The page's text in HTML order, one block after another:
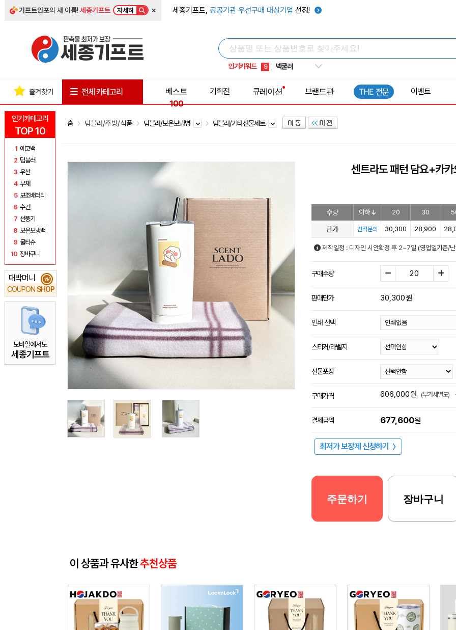
기프트인포의 새 이름!세종기프트 자세히 × 세종기프트, 공공기관 우선구매 대상기업 선정!
인기키워드
5 키캡
8 쿨토시
9 넥쿨러
1 선풍기
인기카테고리
TOP 10
1 에코백
2 텀블러
3 우산
4 부채
5 보조배터리
6 수건
7 선풍기
8 보온보냉백
9 물티슈
10 장바구니
대박머니
COUPON SHOP
₩
모바일에서도
세종기프트
즐겨찾기 전체 카테고리
베스트
100
기획전 큐레이션 브랜드관 THE 전문 이벤트
홈 텀블러/주방/식품 텀블러/보온보냉병 텀블러/기타선물세트
센트라도 패턴 담요+카
수량 이하 20 30
단가 견적문의 30,300 28,900
제작일정 : 디자인 시안확정 후 2~7일 (영업일기준/
구매수량
판매단가 30,300원
인쇄 선택
스티커/라벨지
선물포장
구매가격 606,000원 (부가세별도)
결제금액 677,600원
최저가 보장제 신청하기 〉
주문하기 장바구니
이 상품과 유사한추천상품